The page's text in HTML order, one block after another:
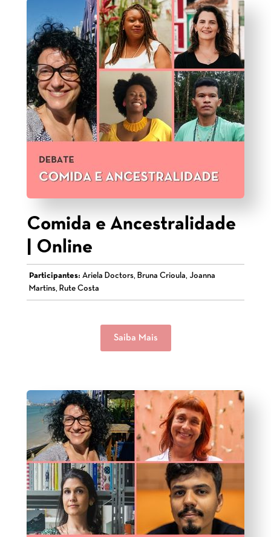
Comida e Ancestralidade
| Online
Participantes: Ariela Doctors, Bruna Crioula, Joanna
Martins, Rute Costa
Saiba Mais